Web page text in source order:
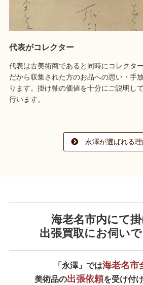
代表がコレクター
代表は古美術商であると同時にコレクター
だから収集された方のお品への思い・手
ります。掛け軸の価値を十分にご説明し
行います。
永澤が選ばれる理
海老名市内にて
出張買取にお伺い
「永澤」では海老名市
美術品の出張依頼を受け付